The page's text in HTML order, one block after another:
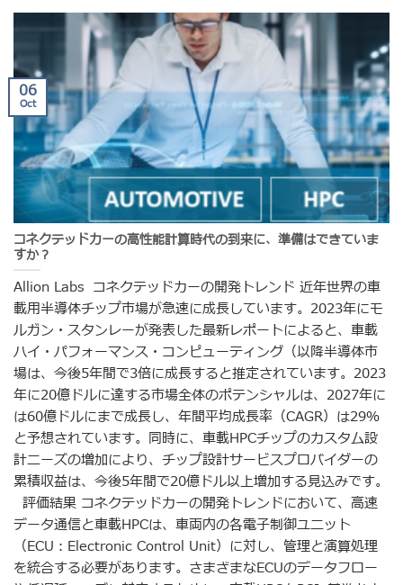
コネクテッドカーの高性能計算時代の到来に、準備はできていま
すか？
Allion Labs コネクテッドカーの開発トレンド 近年世界の車
載用半導体チップ市場が急速に成長しています。2023年にモ
ルガン・スタンレーが発表した最新レポートによると、車載
ハイ・パフォーマンス・コンピューティング（以降半導体市
場は、今後5年間で3倍に成長すると推定されています。2023
年に20億ドルに達する市場全体のポテンシャルは、2027年に
は60億ドルにまで成長し、年間平均成長率（CAGR）は29％
と予想されています。同時に、車載HPCチップのカスタム設
計ニーズの増加により、チップ設計サービスプロバイダーの
累積収益は、今後5年間で20億ドル以上増加する見込みです。
評価結果 コネクテッドカーの開発トレンドにおいて、高速
データ通信と車載HPCは、車両内の各電子制御ユニット
（ECU：Electronic Control Unit）に対し、管理と演算処理
を統合する必要があります。さまざまなECUのデータフロー
06
Oct